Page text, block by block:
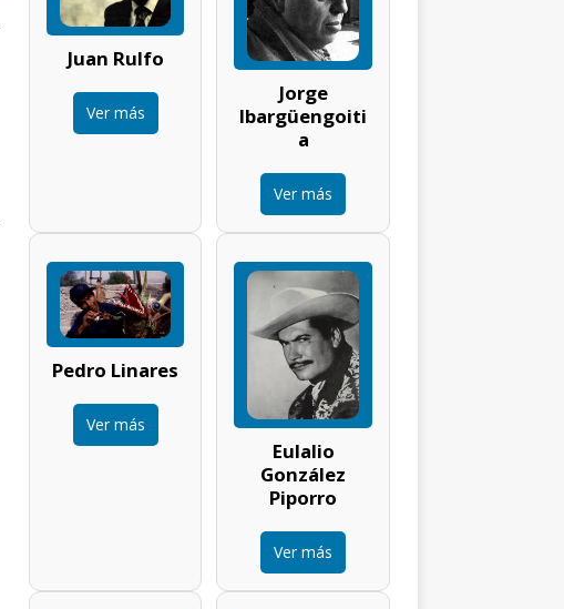
Juan Rulfo
Ver más
Jorge
Ibargüengoiti
a
Ver más
Pedro Linares
Ver más
Eulalio
González
Piporro
Ver más